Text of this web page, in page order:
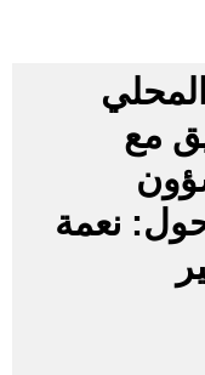
مع
حول: نعمة